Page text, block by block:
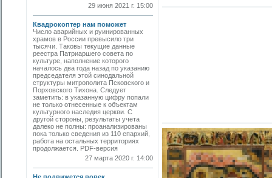
29 июня 2021 г. 15:00
Квадрокоптер нам поможет
Число аварийных и руинированных
храмов в России превысило три
тысячи. Таковы текущие данные
реестра Патриаршего совета по
культуре, наполнение которого
началось два года назад по указанию
председателя этой синодальной
структуры митрополита Псковского и
Порховского Тихона. Следует
заметить: в указанную цифру попали
не только отнесенные к объектам
культурного наследия церкви. С
другой стороны, результаты учета
далеко не полны: проанализированы
пока только сведения из 110 епархий,
работа на остальных территориях
продолжается. PDF-версия
27 марта 2020 г. 14:00